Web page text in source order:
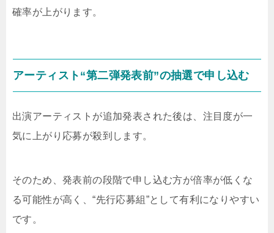
確率が上がります。
アーティスト“第二弾発表前”の抽選で申し込む
出演アーティストが追加発表された後は、注目度が一
気に上がり応募が殺到します。
そのため、発表前の段階で申し込む方が倍率が低くな
る可能性が高く、“先行応募組”として有利になりやすい
です。